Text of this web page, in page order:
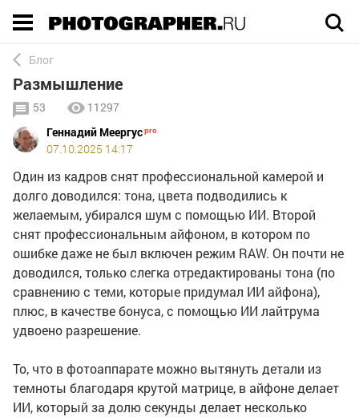
Блог
Размышление
53
11297
Геннадий Меергус
07.10.2025 14:17
Один из кадров снят профессиональной камерой и
долго доводился: тона, цвета подводились к
желаемым, убирался шум с помощью ИИ. Второй
снят профессиональным айфоном, в котором по
ошибке даже не был включен режим RAW. Он почти не
доводился, только слегка отредактированы тона (по
сравнению с теми, которые придумал ИИ айфона),
плюс, в качестве бонуса, с помощью ИИ лайтрума
удвоено разрешение.
То, что в фотоаппарате можно вытянуть детали из
темноты благодаря крутой матрице, в айфоне делает
ИИ, который за долю секунды делает несколько